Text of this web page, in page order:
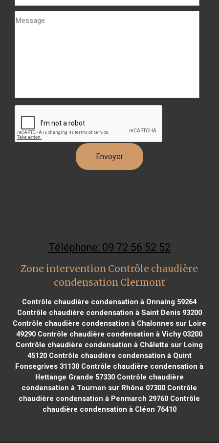
Téléphone: 09 72 56 52 52
Zone intervention Contrôle chaudière
condensation Clermont
Contrôle chaudière condensation à Onnaing 59264
Contrôle chaudière condensation à Saint Denis 93200
Contrôle chaudière condensation à Chalonnes sur Loire
49290 Contrôle chaudière condensation à Vichy 03200
Contrôle chaudière condensation à Châlette sur Loing
45120Contrôle chaudière condensation à Quint
Fonsegrives 31130 Contrôle chaudière condensation à
Hettange Grande 57330Contrôle chaudière
condensation à Tournon sur Rhône 07300 Contrôle
chaudière condensation à Penmarch 29760 Contrôle
chaudière condensation à Cléon 76410